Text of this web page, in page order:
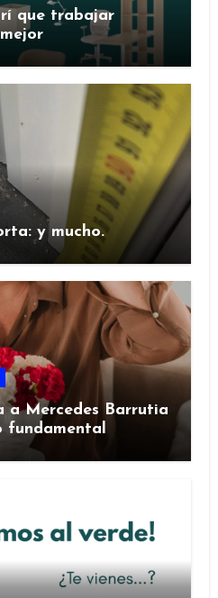
que trabajar
y mucho.
a Mercedes Barrutia
fundamental